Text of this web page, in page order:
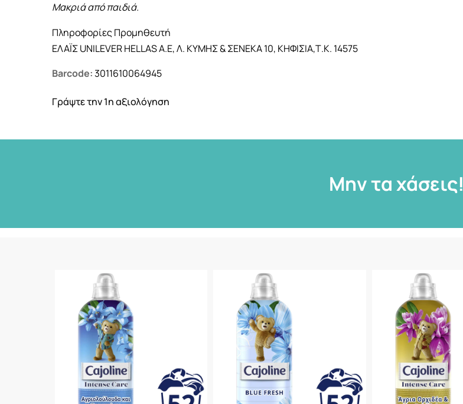
Μακριά από παιδιά.
Πληροφορίες Προμηθευτή
ΕΛΑΪΣ UNILEVER HELLAS A.E, Λ. ΚΥΜΗΣ & ΣΕΝΕΚΑ 10, ΚΗΦΙΣΙΑ,Τ.Κ. 14575
Barcode:3011610064945
Γράψτε την 1η αξιολόγηση
Μην τα χάσεις!